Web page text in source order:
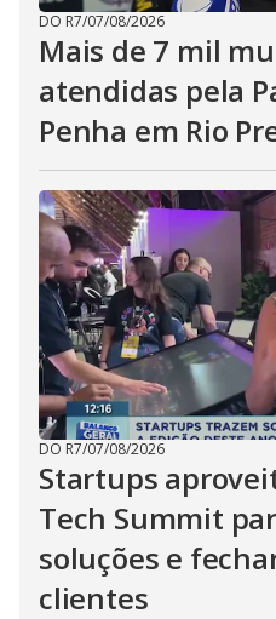
DO R7/07/08/2026
Mais de 7 mil
atendidas pela
Penha em Rio
DO R7/07/08/2026
Startups
Tech Summit
soluções e
clientes